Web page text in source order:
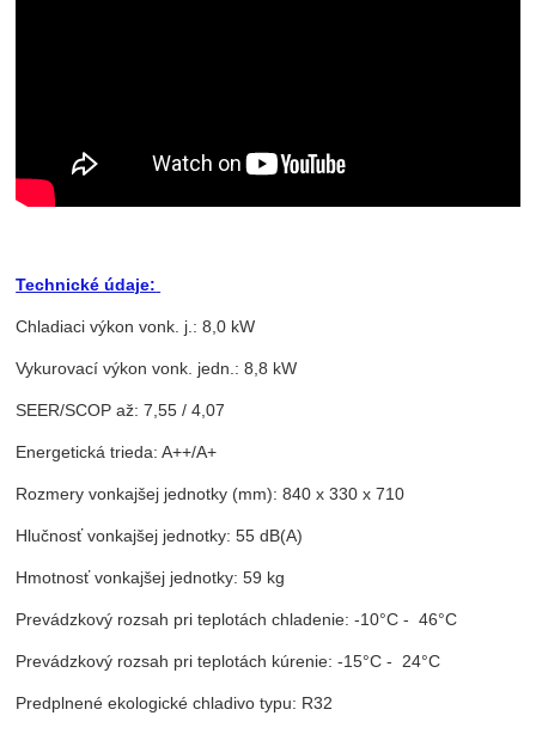
Technické údaje:
Chladiaci výkon vonk. j.: 8,0 kW
Vykurovací výkon vonk. jedn.: 8,8 kW
SEER/SCOP až: 7,55 / 4,07
Energetická trieda: A++/A+
Rozmery vonkajšej jednotky (mm): 840 x 330 x 710
Hlučnosť vonkajšej jednotky: 55 dB(A)
Hmotnosť vonkajšej jednotky: 59 kg
Prevádzkový rozsah pri teplotách chladenie: -10°C - 46°C
Prevádzkový rozsah pri teplotách kúrenie: -15°C - 24°C
Predplnené ekologické chladivo typu: R32